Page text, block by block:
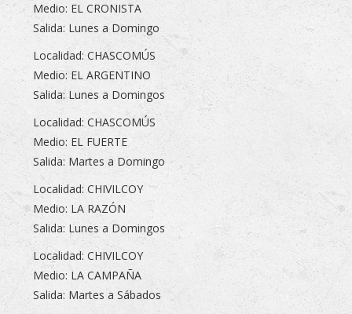
Medio: EL CRONISTA
Salida: Lunes a Domingo
Localidad: CHASCOMÚS
Medio: EL ARGENTINO
Salida: Lunes a Domingos
Localidad: CHASCOMÚS
Medio: EL FUERTE
Salida: Martes a Domingo
Localidad: CHIVILCOY
Medio: LA RAZÓN
Salida: Lunes a Domingos
Localidad: CHIVILCOY
Medio: LA CAMPAÑA
Salida: Martes a Sábados